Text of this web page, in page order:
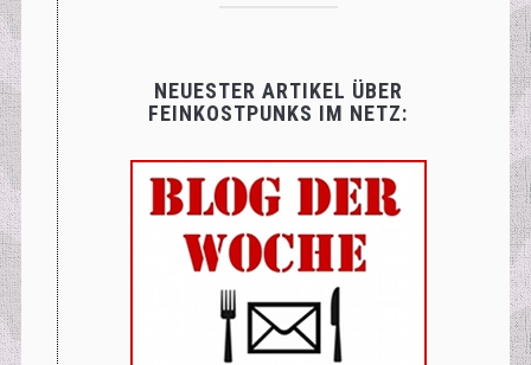
NEUESTER ARTIKEL ÜBER
FEINKOSTPUNKS IM NETZ: